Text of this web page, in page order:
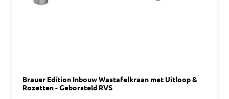
Brauer Edition Inbouw Wastafelkraan met Uitloop &
Rozetten - Geborsteld RVS